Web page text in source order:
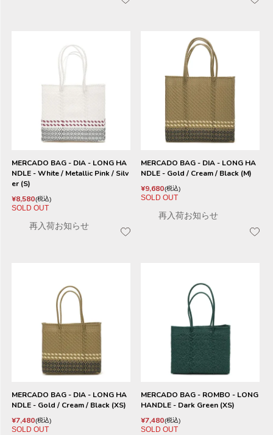
MERCADO BAG - DIA - LONG HA
NDLE - White / Metallic Pink / Silv
er (S)
¥8,580 税込
SOLD OUT
再入荷お知らせ
MERCADO BAG - DIA - LONG HA
NDLE - Gold / Cream / Black (M)
¥9,680 税込
SOLD OUT
再入荷お知らせ
MERCADO BAG - DIA - LONG HA
NDLE - Gold / Cream / Black (XS)
¥7,480 税込
SOLD OUT
MERCADO BAG - ROMBO - LONG
HANDLE - Dark Green (XS)
¥7,480 税込
SOLD OUT